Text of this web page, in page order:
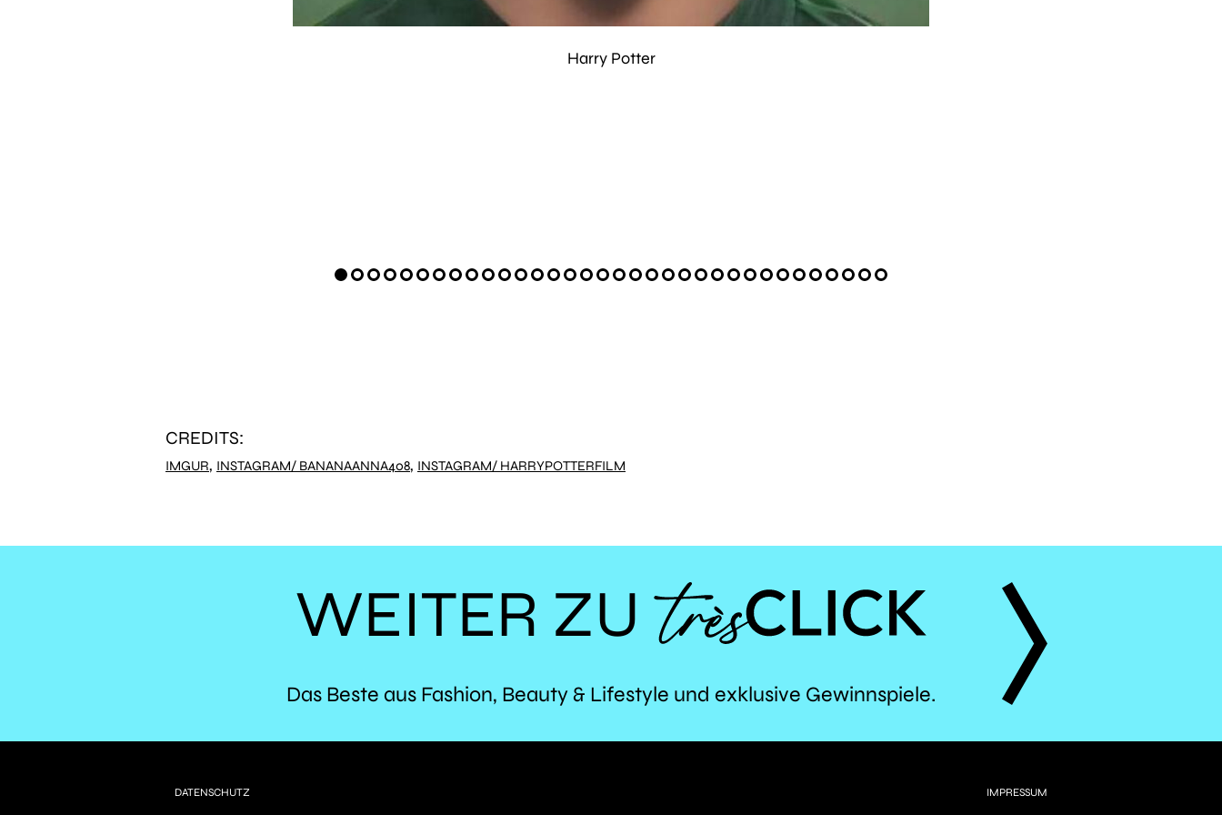
Harry Potter
CREDITS:
IMGUR, INSTAGRAM/ BANANAANNA408, INSTAGRAM/ HARRYPOTTERFILM
WEITER ZU
TRÈS
Das Beste aus Fashion, Beauty & Lifestyle und exklusive Gewinnspiele.
DATENSCHUTZ IMPRESSUM